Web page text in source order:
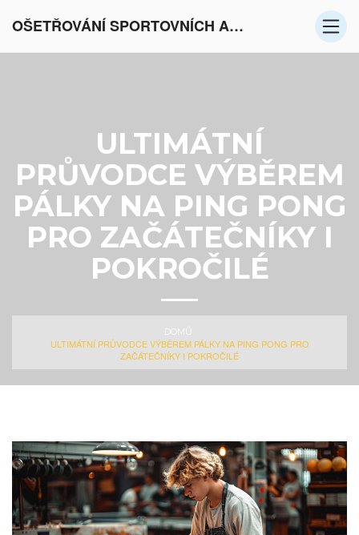
OŠETŘOVÁNÍ SPORTOVNÍCH AKTIVIT V EVROPĚ
ULTIMÁTNÍ
PRŮVODCE VÝBĚREM
PÁLKY NA PING PONG
PRO ZAČÁTEČNÍKY I
POKROČILÉ
DOMŮ
ULTIMÁTNÍ PRŮVODCE VÝBĚREM PÁLKY NA PING PONG PRO
ZAČÁTEČNÍKY I POKROČILÉ